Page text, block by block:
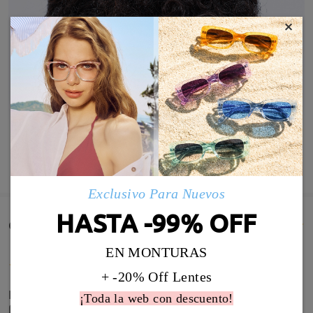
MOSTRAR MÁS
Comentarios de Clientes(323)
I've bought a lot of glasses and these are my
favorites by far ૮₍ ˶ᵔ ᵕ ᵔ˶ ₎ა
×
Exclusivo Para Nuevos
HASTA -99% OFF
EN MONTURAS
+ -20% Off Lentes
¡Toda la web con descuento!